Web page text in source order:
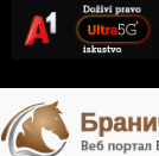
content